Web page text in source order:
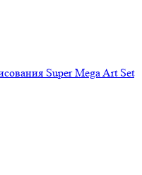
Super Mega Art Set